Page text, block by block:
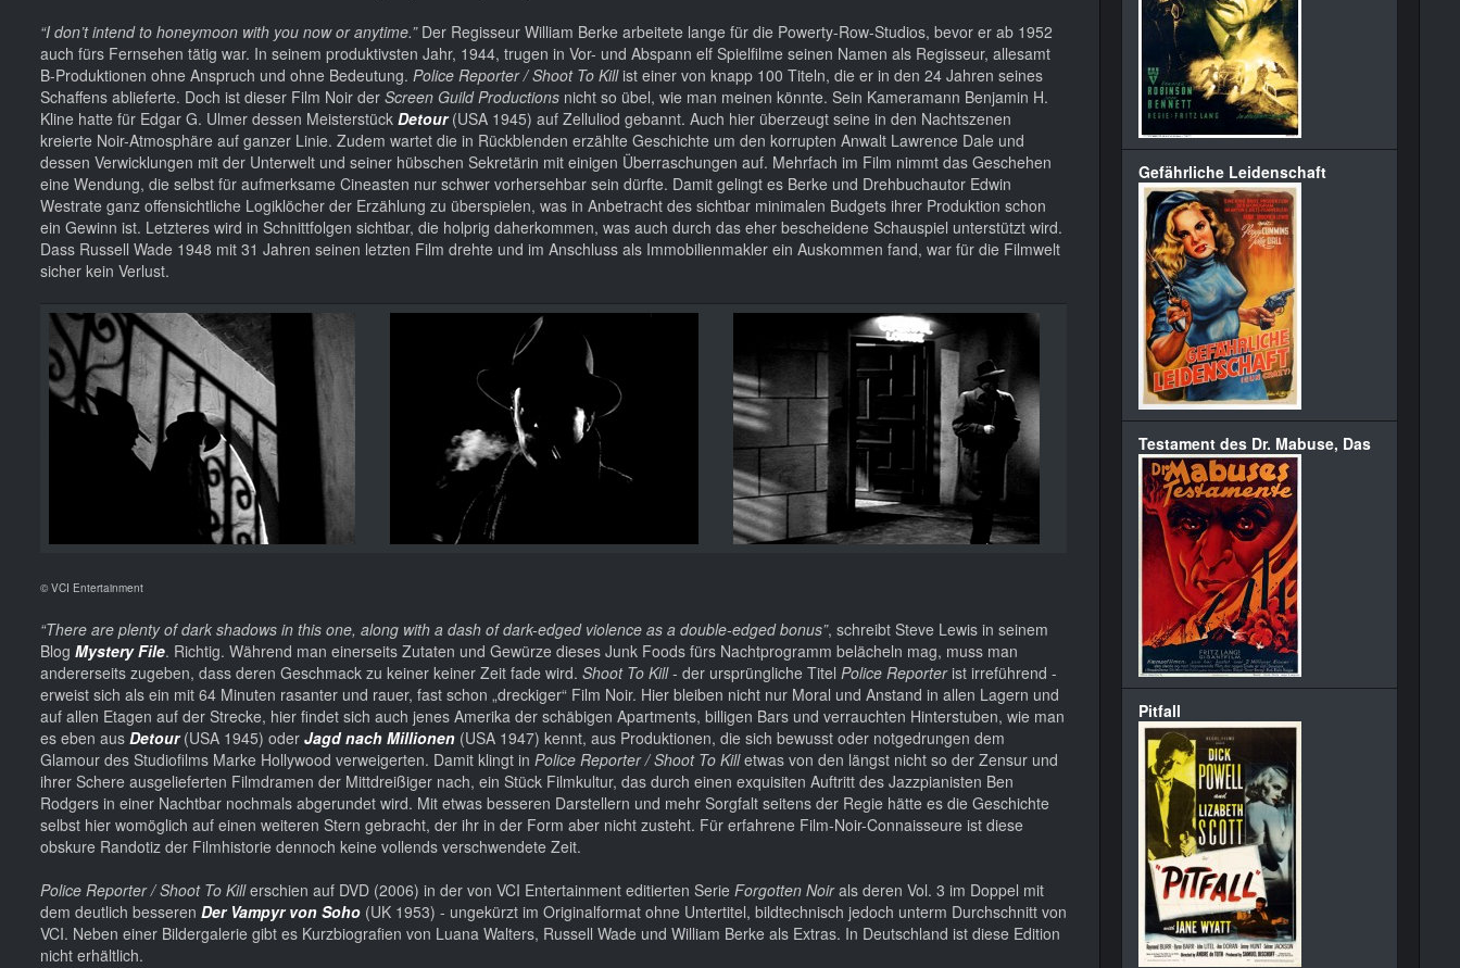
“I don’t intend to honeymoon with you now or anytime.”Der Regisseur William Berke arbeitete lange für die Powerty-Row-Studios, bevor er ab 1952
auch fürs Fernsehen tätig war. In seinem produktivsten Jahr, 1944, trugen in Vor- und Abspann elf Spielfilme seinen Namen als Regisseur, allesamt
B-Produktionen ohne Anspruch und ohne Bedeutung. Police Reporter / Shoot To Killist einer von knapp 100 Titeln, die er in den 24 Jahren seines
Schaffens ablieferte. Doch ist dieser Film Noir der Screen Guild Productions nicht so übel, wie man meinen könnte. Sein Kameramann Benjamin H.
Kline hatte für Edgar G. Ulmer dessen Meisterstück Detour (USA 1945) auf Zelluliod gebannt. Auch hier überzeugt seine in den Nachtszenen
kreierte Noir-Atmosphäre auf ganzer Linie. Zudem wartet die in Rückblenden erzählte Geschichte um den korrupten Anwalt Lawrence Dale und
dessen Verwicklungen mit der Unterwelt und seiner hübschen Sekretärin mit einigen Überraschungen auf. Mehrfach im Film nimmt das Geschehen
eine Wendung, die selbst für aufmerksame Cineasten nur schwer vorhersehbar sein dürfte. Damit gelingt es Berke und Drehbuchautor Edwin
Westrate ganz offensichtliche Logiklöcher der Erzählung zu überspielen, was in Anbetracht des sichtbar minimalen Budgets ihrer Produktion schon
ein Gewinn ist. Letzteres wird in Schnittfolgen sichtbar, die holprig daherkommen, was auch durch das eher bescheidene Schauspiel unterstützt wird.
Dass Russell Wade 1948 mit 31 Jahren seinen letzten Film drehte und im Anschluss als Immobilienmakler ein Auskommen fand, war für die Filmwelt
sicher kein Verlust.
© VCI Entertainment
“There are plenty of dark shadows in this one, along with a dash of dark-edged violence as a double-edged bonus”, schreibt Steve Lewis in seinem
Blog Mystery File. Richtig. Während man einerseits Zutaten und Gewürze dieses Junk Foods fürs Nachtprogramm belächeln mag, muss man
andererseits zugeben, dass deren Geschmack zu keiner keiner Zeit fade wird. Shoot To Kill- der ursprüngliche Titel Police Reporterist irreführend -
erweist sich als ein mit 64 Minuten rasanter und rauer, fast schon „dreckiger“ Film Noir. Hier bleiben nicht nur Moral und Anstand in allen Lagern und
auf allen Etagen auf der Strecke, hier findet sich auch jenes Amerika der schäbigen Apartments, billigen Bars und verrauchten Hinterstuben, wie man
es eben aus Detour (USA 1945) oder Jagd nach Millionen (USA 1947) kennt, aus Produktionen, die sich bewusst oder notgedrungen dem
Glamour des Studiofilms Marke Hollywood verweigerten. Damit klingt in Police Reporter / Shoot To Killetwas von den längst nicht so der Zensur und
ihrer Schere ausgelieferten Filmdramen der Mittdreißiger nach, ein Stück Filmkultur, das durch einen exquisiten Auftritt des Jazzpianisten Ben
Rodgers in einer Nachtbar nochmals abgerundet wird. Mit etwas besseren Darstellern und mehr Sorgfalt seitens der Regie hätte es die Geschichte
selbst hier womöglich auf einen weiteren Stern gebracht, der ihr in der Form aber nicht zusteht. Für erfahrene Film-Noir-Connaisseure ist diese
obskure Randotiz der Filmhistorie dennoch keine vollends verschwendete Zeit.
Police Reporter / Shoot To Killerschien auf DVD (2006) in der von VCI Entertainment editierten Serie Forgotten Noirals deren Vol. 3 im Doppel mit
dem deutlich besseren Der Vampyr von Soho (UK 1953) - ungekürzt im Originalformat ohne Untertitel, bildtechnisch jedoch unterm Durchschnitt von
VCI. Neben einer Bildergalerie gibt es Kurzbiografien von Luana Walters, Russell Wade und William Berke als Extras. In Deutschland ist diese Edition
nicht erhältlich.
Gefährliche Leidenschaft
Testament des Dr. Mabuse, Das
Pitfall